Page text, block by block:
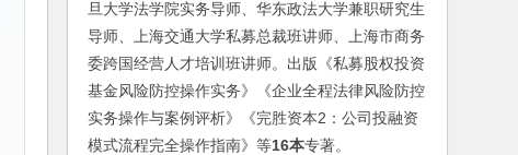
旦大学法学院实务导师、华东政法大学兼职研究生
导师、上海交通大学私募总裁班讲师、上海市商务
委跨国经营人才培训班讲师。出版《私募股权投资
基金风险防控操作实务》《企业全程法律风险防控
实务操作与案例评析》《完胜资本2：公司投融资
模式流程完全操作指南》等16本专著。